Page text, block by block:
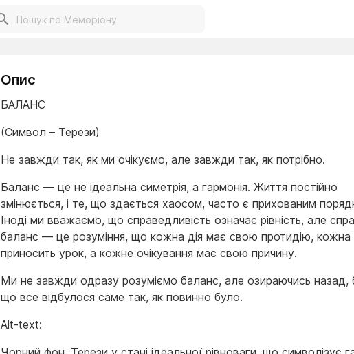
Опис
БАЛАНС
(Символ – Терези)
Не завжди так, як ми очікуємо, але завжди так, як потрібно.
Баланс — це не ідеальна симетрія, а гармонія. Життя постійно
змінюється, і те, що здається хаосом, часто є прихованим
Іноді ми вважаємо, що справедливість означає рівність, але
баланс — це розуміння, що кожна дія має свою протидію, кожна
приносить урок, а кожне очікування має свою причину.
Ми не завжди одразу розуміємо баланс, але озираючись назад,
що все відбулося саме так, як повинно було.
Alt-text: